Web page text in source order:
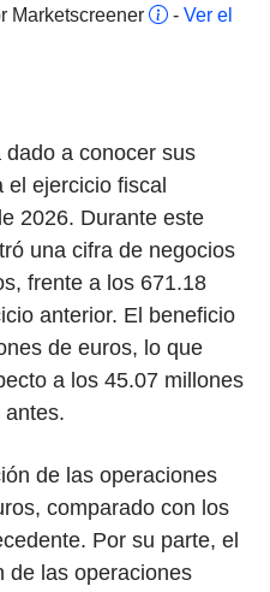
Marketscreener
- Ver el
a conocer sus
ejercicio fiscal
2026. Durante este
una cifra de negocios
frente a los 671.18
anterior. El beneficio
de euros, lo que
a los 45.07 millones
de las operaciones
comparado con los
Por su parte, el
de las operaciones